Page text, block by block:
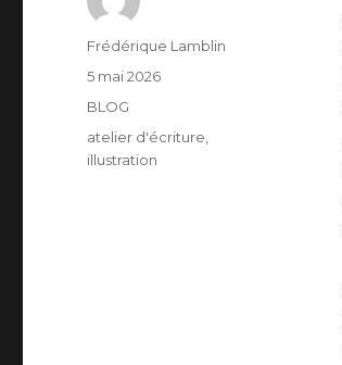
Auteur
Frédérique Lamblin
Publié
5 mai 2026
Catégories
BLOG
Étiquettes
atelier d'écriture
illustration